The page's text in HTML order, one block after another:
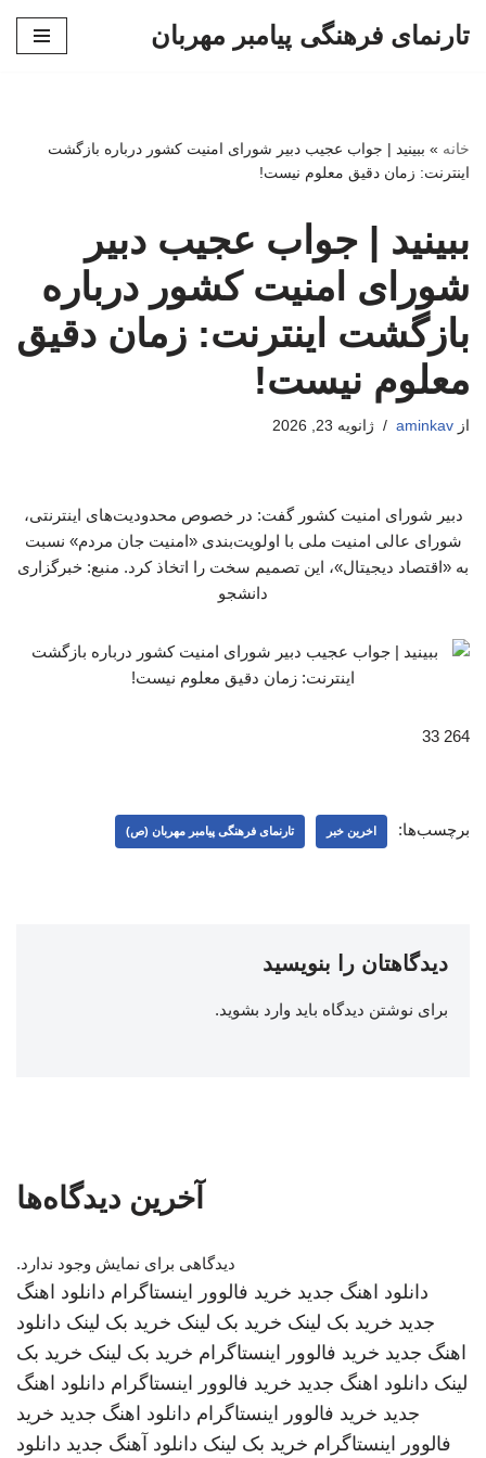
تارنمای فرهنگی پیامبر مهربان
خانه » ببینید | جواب عجیب دبیر شورای امنیت کشور درباره بازگشت
اینترنت: زمان دقیق معلوم نیست!
ببینید | جواب عجیب دبیر
شورای امنیت کشور درباره
بازگشت اینترنت: زمان دقیق
معلوم نیست!
از aminkav ژانویه 23, 2026
دبیر شورای امنیت کشور گفت: در خصوص محدودیت‌های اینترنتی،
شورای عالی امنیت ملی با اولویت‌بندی «امنیت جان مردم» نسبت
به «اقتصاد دیجیتال»، این تصمیم سخت را اتخاذ کرد. منبع: خبرگزاری
دانشجو
264 33
برچسب‌ها: اخرین خبر تارنمای فرهنگی پیامبر مهربان (ص)
دیدگاهتان را بنویسید
برای نوشتن دیدگاه باید وارد بشوید.
آخرین دیدگاه‌ها
دیدگاهی برای نمایش وجود ندارد.
دانلود اهنگ جدید خرید فالوور اینستاگرام دانلود اهنگ
جدید خرید بک لینک خرید بک لینک خرید بک لینک دانلود
اهنگ جدید خرید فالوور اینستاگرام خرید بک لینک خرید بک
لینک دانلود اهنگ جدید خرید فالوور اینستاگرام دانلود اهنگ
جدید خرید فالوور اینستاگرام دانلود اهنگ جدید خرید
فالوور اینستاگرام خرید بک لینک دانلود آهنگ جدید دانلود